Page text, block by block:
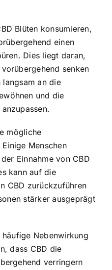
Blüten konsumieren,
einen
Dies liegt daran,
senken
an die
und die
mögliche
Menschen
Einnahme von CBD
kann auf die
CBD zurückzuführen
stärker ausgeprägt
Nebenwirkung
dass CBD die
verringern